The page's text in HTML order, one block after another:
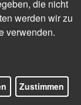
werden. Bilder
sein.
GIF,
wählbar, ohne
die nicht
werden wir zu
verwenden.
Zustimmen